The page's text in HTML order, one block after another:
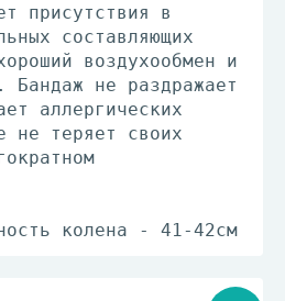
присутствия в
составляющих
воздухообмен и
Бандаж не раздражает
аллергических
не теряет своих
колена - 41-42см